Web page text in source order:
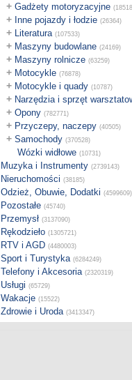
+ Gadżety motoryzacyjne
+ Inne pojazdy i łodzie (26364)
+ Literatura (107533)
+ Maszyny budowlane (24169)
+ Maszyny rolnicze (63259)
+ Motocykle (76878)
+ Motocykle i quady (10787)
+ Narzędzia i sprzęt
+ Opony (782771)
+ Przyczepy, naczepy (40505)
+ Samochody (370528)
Wózki widłowe (10731)
Muzyka i Instrumenty (2739143)
Nieruchomości (38185)
Odzież, Obuwie, Dodatki (4599609)
Pozostałe (45740)
Przemysł (3137090)
Rękodzieło (1305721)
RTV i AGD (4480003)
Sport i Turystyka (6284249)
Telefony i Akcesoria (2320319)
Usługi (65729)
Wakacje (15522)
Zdrowie i Uroda (3413347)